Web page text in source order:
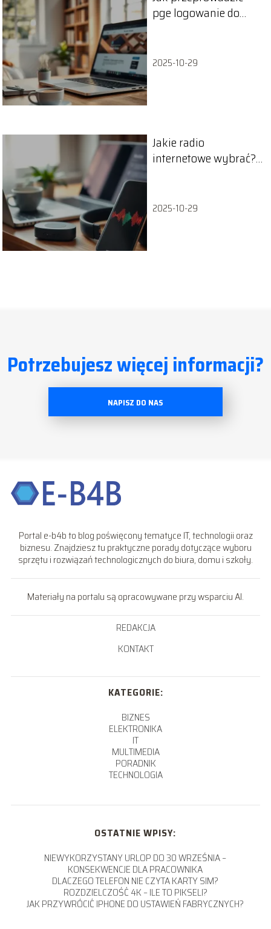
pge logowanie do
2025-10-29
Jakie radio
internetowe wybrać?
2025-10-29
Potrzebujesz więcej informacji?
NAPISZ DO NAS
Portal e-b4b to blog poświęcony tematyce IT, technologii oraz
biznesu. Znajdziesz tu praktyczne porady dotyczące wyboru
sprzętu i rozwiązań technologicznych do biura, domu i szkoły.
Materiały na portalu są opracowywane przy wsparciu AI.
REDAKCJA
KONTAKT
KATEGORIE:
BIZNES
ELEKTRONIKA
IT
MULTIMEDIA
PORADNIK
TECHNOLOGIA
OSTATNIE WPISY:
NIEWYKORZYSTANY URLOP DO 30 WRZEŚNIA –
KONSEKWENCJE DLA PRACOWNIKA
DLACZEGO TELEFON NIE CZYTA KARTY SIM?
ROZDZIELCZOŚĆ 4K – ILE TO PIKSELI?
JAK PRZYWRÓCIĆ IPHONE DO USTAWIEŃ FABRYCZNYCH?